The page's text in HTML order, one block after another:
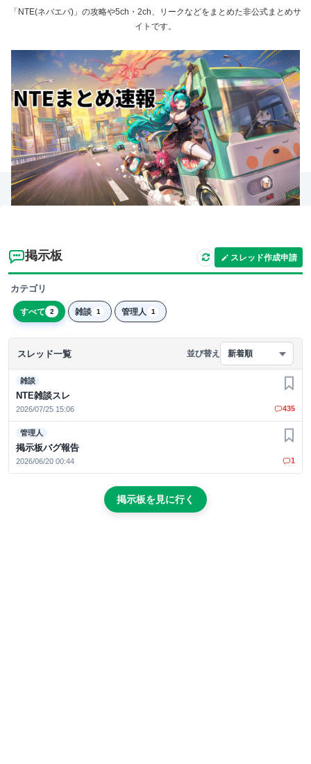
「NTE(ネバエバ)」の攻略や5ch・2ch、リークなどをまとめた非公式まとめサ
イトです。
掲示板 スレッド作成申請
カテゴリ
すべて 2 雑談 1 管理人 1
スレッド一覧 並び替え 新着順
雑談
NTE雑談スレ
2026/07/25 15:06
お気
435
管理人
掲示板バグ報告
2026/06/20 00:44
お気
1
掲示板を見に行く